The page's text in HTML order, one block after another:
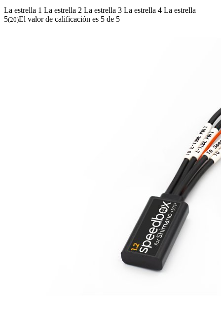
La estrella 1 La estrella 2 La estrella 3 La estrella 4 La estrella
5(20)El valor de calificación es 5 de 5